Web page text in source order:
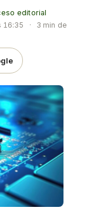
editorial
16:35 ·
3 min de